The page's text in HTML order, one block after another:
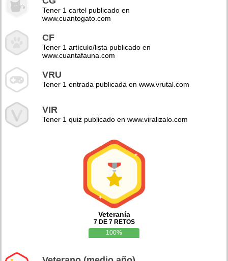
Tener 1 cartel publicado en
www.cuantogato.com
CF
Tener 1 artículo/lista publicado en
www.cuantafauna.com
VRU
Tener 1 entrada publicada en www.vrutal.com
VIR
Tener 1 quiz publicado en www.viralizalo.com
Veteranía
7 DE 7 RETOS
100%